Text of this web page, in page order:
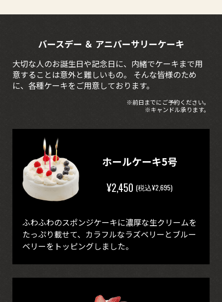
バースデー ＆ アニバーサリーケーキ
大切な人のお誕生日や記念日に、内緒でケーキまで用
意することは意外と難しいもの。
そんな皆様のため
に、各種ケーキをご用意しております。
※前日までにご予約ください。
※キャンドル承ります。
ホールケーキ5号
¥2,450 (税込¥2,695)
ふわふわのスポンジケーキに濃厚な生クリームを
たっぷり載せて、カラフルなラズベリーとブルー
ベリーをトッピングしました。